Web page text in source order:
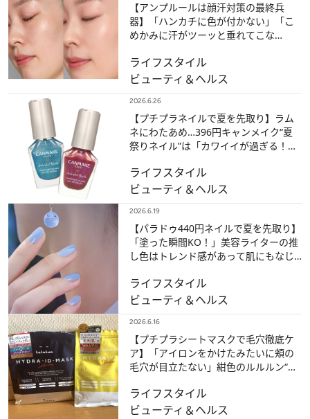
【アンプルールは顔汗対策の最終兵
器】「ハンカチに色が付かない」「こ
めかみに汗がツーッと垂れてこな
UVベース
ライフスタイル
ビューティ＆ヘルス
2026.6.26
【プチプラネイルで夏を先取り】ラム
ネにわたあめ…396円キャンメイク“夏
祭りネイル”は「カワイイが過ぎる！」
ライフスタイル
ビューティ＆ヘルス
2026.6.19
【パラドゥ440円ネイルで夏を先取り】
「塗った瞬間KO！」美容ライターの推
し色はトレンド感があって肌にもなじ
ライフスタイル
ビューティ＆ヘルス
2026.6.16
【プチプラシートマスクで毛穴徹底ケ
ア】「アイロンをかけたみたいに頬の
毛穴が目立たない」紺色のルルルン“消
ライフスタイル
ビューティ＆ヘルス